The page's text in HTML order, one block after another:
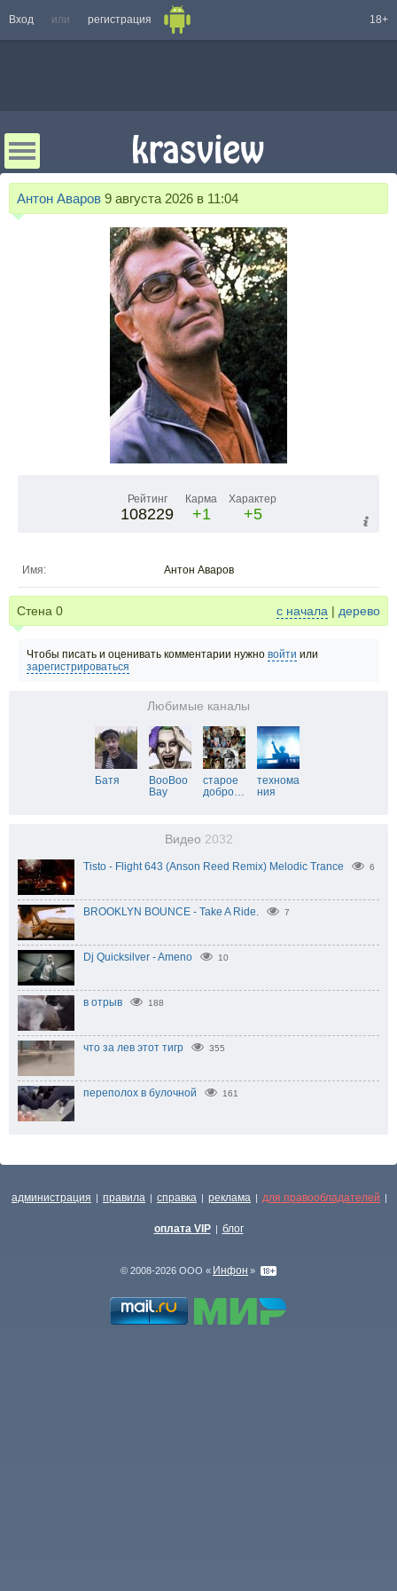
Вход или регистрация 18+
Антон Аваров 9 августа 2026 в 11:04
Рейтинг
108229
Карма
+1
Характер
+5
Имя: Антон Аваров
Стена 0 с начала | дерево
Чтобы писать и оценивать комментарии нужно войти или
зарегистрироваться
Любимые каналы
Батя
BooBoo
Bay
старое
добро…
технома
ния
Видео 2032
Tisto - Flight 643 (Anson Reed Remix) Melodic Trance 6
BROOKLYN BOUNCE - Take A Ride. 7
Dj Quicksilver - Ameno 10
в отрыв 188
что за лев этот тигр 355
переполох в булочной 161
администрация | правила | справка | реклама | для правообладателей |
оплата VIP | блог
© 2008-2026 ООО « Инфон »